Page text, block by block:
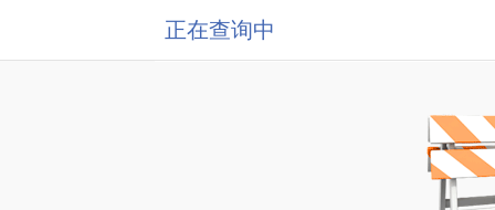
正在查询中